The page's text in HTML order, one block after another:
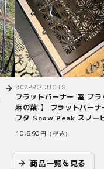
802PRODUCTS
フラットバーナー 蓋 ブ
麻の葉 】 フラットバー
フタ Snow Peak スノー
10,890 円（税込）
商品一覧を見る